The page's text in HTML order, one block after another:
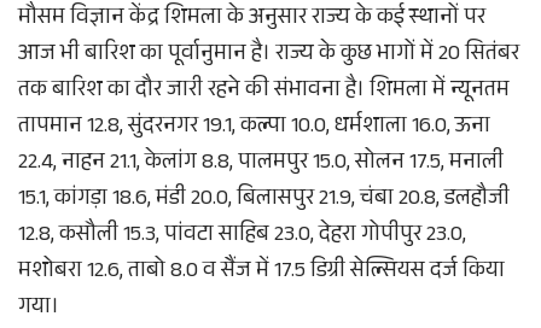
मौसम विज्ञान केंद्र शिमला के अनुसार राज्य के कई स्थानों पर
आज भी बारिश का पूर्वानुमान है। राज्य के कुछ भागों में 20 सितंबर
तक बारिश का दौर जारी रहने की संभावना है। शिमला में न्यूनतम
तापमान 12.8, सुंदरनगर 19.1, कल्पा 10.0, धर्मशाला 16.0, ऊना
22.4, नाहन 21.1, केलांग 8.8, पालमपुर 15.0, सोलन 17.5, मनाली
15.1, कांगड़ा 18.6, मंडी 20.0, बिलासपुर 21.9, चंबा 20.8, डलहौजी
12.8, कसौली 15.3, पांवटा साहिब 23.0, देहरा गोपीपुर 23.0,
मशोबरा 12.6, ताबो 8.0 व सैंज में 17.5 डिग्री सेल्सियस दर्ज किया
गया।